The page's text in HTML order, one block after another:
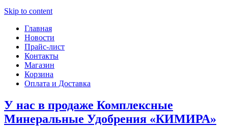
Skip to content
Главная
Новости
Прайс-лист
Контакты
Магазин
Корзина
Оплата и Доставка
У нас в продаже Комплексные
Минеральные Удобрения «КИМИРА»